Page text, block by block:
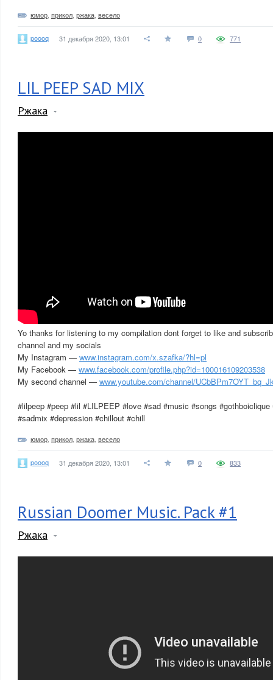
юмор прикол ржака весело
poooq 31 декабря 2020, 13:01 0 771
LIL PEEP SAD MIX
Ржака
Yo thanks for listening to my compilation dont forget to like and
channel and my socials
My Instagram — www.instagram.com/x.szafka/?hl=pl
My Facebook — www.facebook.com/profile.php?id=100016109203538
My second channel — www.youtube.com/channel/
#lilpeep #peep #lil #LILPEEP #love #sad #music #songs
#sadmix #depression #chillout #chill
юмор прикол ржака весело
poooq 31 декабря 2020, 13:01 0 833
Russian Doomer Music. Pack #1
Ржака